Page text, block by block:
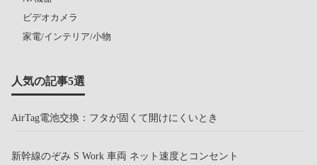
ビデオカメラ
家電/インテリア/小物
人気の記事5選
AirTag電池交換：フタが固くて開けにくいとき
新幹線のぞみ S Work 車両 ネット速度とコンセント